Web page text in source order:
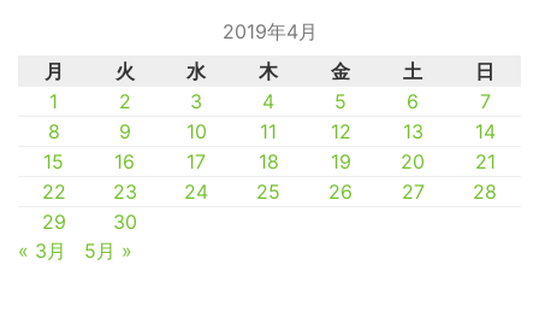
2019年4月
月
火 水 木 金 土
日
1
2 3 4 5 6
7
8
9 10 11 12 13
14
15
16 17 18 19 20
21
22
23 24 25 26 27
28
29
30
« 3月
5月 »